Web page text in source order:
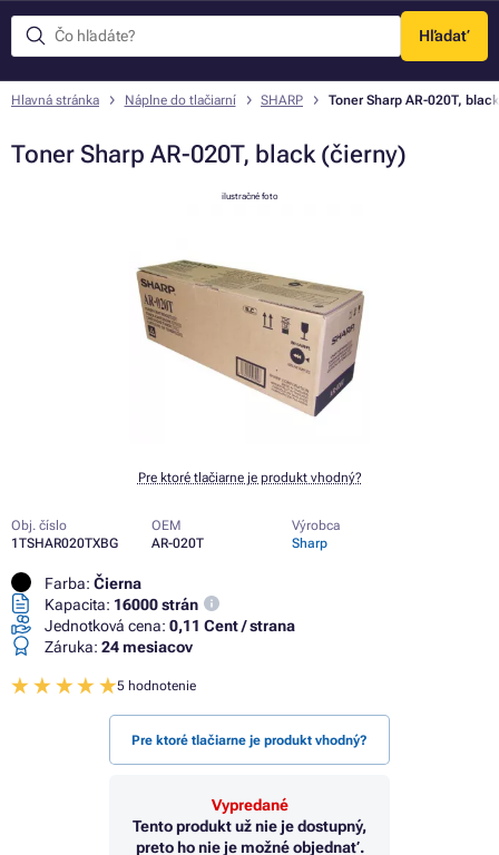
Hľadať
Menu
Hlavná stránka Náplne do tlačiarní SHARP Toner Sharp AR-020T,
Toner Sharp AR-020T, black (čierny)
ilustračné foto
Pre ktoré tlačiarne je produkt vhodný?
Obj. číslo
1TSHAR020TXBG
OEM
AR-020T
Výrobca
Sharp
Farba: Čierna
Kapacita: 16000 strán
Jednotková cena: 0,11 Cent / strana
Záruka: 24 mesiacov
5 hodnotenie
Pre ktoré tlačiarne je produkt vhodný?
Vypredané
Tento produkt už nie je dostupný,
preto ho nie je možné objednať.